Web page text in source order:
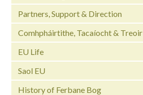
Partners, Support & Direction
Comhpháirtithe, Tacaíocht & Treoir
EU Life
Saol EU
History of Ferbane Bog